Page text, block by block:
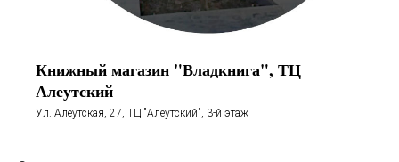
Книжный магазин "Владкнига", ТЦ
Алеутский
Ул. Алеутская, 27, ТЦ "Алеутский", 3-й этаж